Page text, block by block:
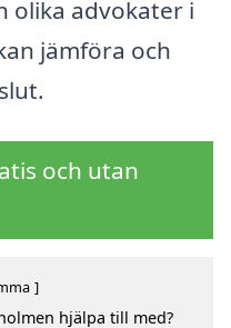
olika advokater i
jämföra och
och utan
hjälpa till med?